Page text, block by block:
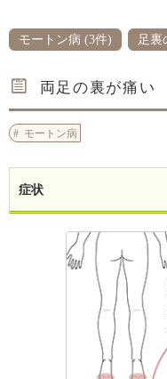
モートン病 (3件) 足裏
両足の裏が痛い
モートン病
症状